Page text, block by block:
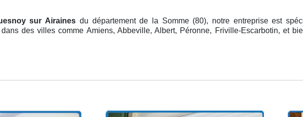
sur Airaines du département de la Somme (80), notre entreprise est
des villes comme Amiens, Abbeville, Albert, Péronne, Friville-Escarbotin, et